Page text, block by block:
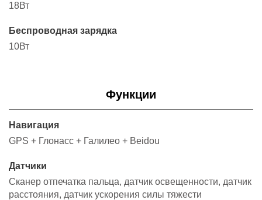
18Вт
Беспроводная зарядка
10Вт
Функции
Навигация
GPS + Глонасс + Галилео + Beidou
Датчики
Сканер отпечатка пальца, датчик освещенности, датчик
расстояния, датчик ускорения силы тяжести